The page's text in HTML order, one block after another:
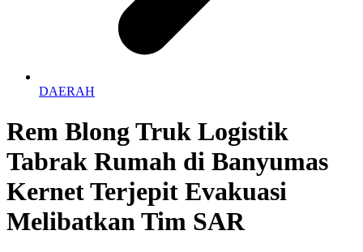
DAERAH
Rem Blong Truk Logistik
Tabrak Rumah di Banyumas
Kernet Terjepit Evakuasi
Melibatkan Tim SAR